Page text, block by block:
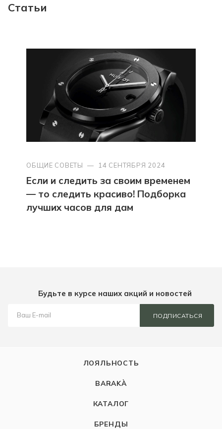
Статьи
ОБЩИЕ СОВЕТЫ — 14 СЕНТЯБРЯ 2024
Если и следить за своим временем
— то следить красиво! Подборка
лучших часов для дам
Будьте в курсе наших акций и новостей
ПОДПИСАТЬСЯ
ЛОЯЛЬНОСТЬ
BARAKÀ
КАТАЛОГ
БРЕНДЫ